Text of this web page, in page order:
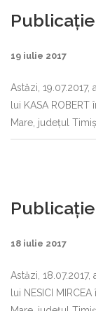
19 iulie 2017
Astăzi,
lui KASA
Mare, judeţul
18 iulie 2017
Astăzi,
lui NESICI